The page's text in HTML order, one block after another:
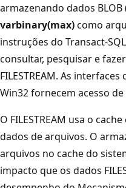
armazenando dados
varbinary(max)como
instruções do Transact-
consultar, pesquisar e
FILESTREAM. As
Win32 fornecem acesso
O FILESTREAM usa o
dados de arquivos. O
arquivos no cache do
impacto que os dados